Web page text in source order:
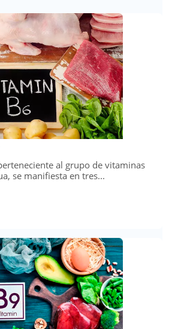
al grupo de vitaminas
se manifiesta en tres...